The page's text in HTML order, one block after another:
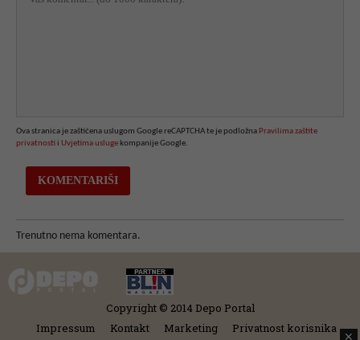
Ova stranica je zaštićena uslugom Google reCAPTCHA te je podložna Pravilima zaštite
privatnosti i Uvjetima usluge kompanije Google.
Trenutno nema komentara.
Copyright © 2014 Depo Portal
Impressum
Kontakt Marketing
Privatnost korisnika